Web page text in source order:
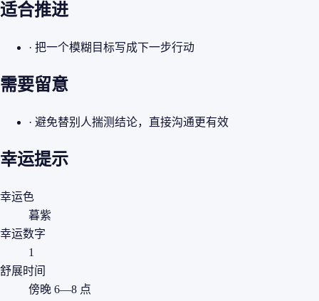
适合推进
· 把一个模糊目标写成下一步行动
需要留意
· 避免替别人揣测结论，直接沟通更有效
幸运提示
幸运色
暮紫
幸运数字
1
舒展时间
傍晚 6—8 点